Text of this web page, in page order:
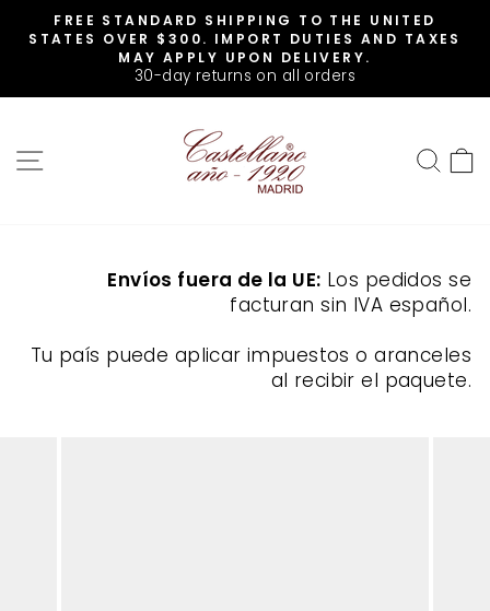
Pause
slideshow
FREE STANDARD SHIPPING TO THE UNITED
STATES OVER $300. IMPORT DUTIES AND TAXES
MAY APPLY UPON DELIVERY.
30-day returns on all orders
SITE NAVIGATION
Envíos fuera de la UE: Los pedidos se
facturan sin IVA español.
Tu país puede aplicar impuestos o aranceles
al recibir el paquete.